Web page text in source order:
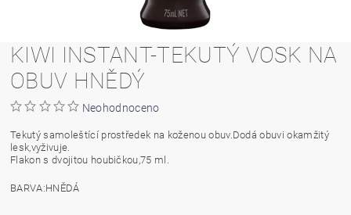
KIWI INSTANT-TEKUTÝ VOSK NA
OBUV HNĚDÝ
Neohodnoceno
Tekutý samoleštící prostředek na koženou obuv.Dodá obuvi okamžitý
lesk,vyživuje.
Flakon s dvojitou houbičkou,75 ml.
BARVA:HNĚDÁ